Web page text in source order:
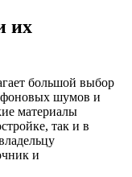
их
большой выбор
фоновых шумов и
материалы
так и в
и